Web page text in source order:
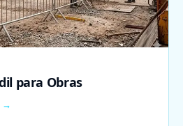
para Obras
→